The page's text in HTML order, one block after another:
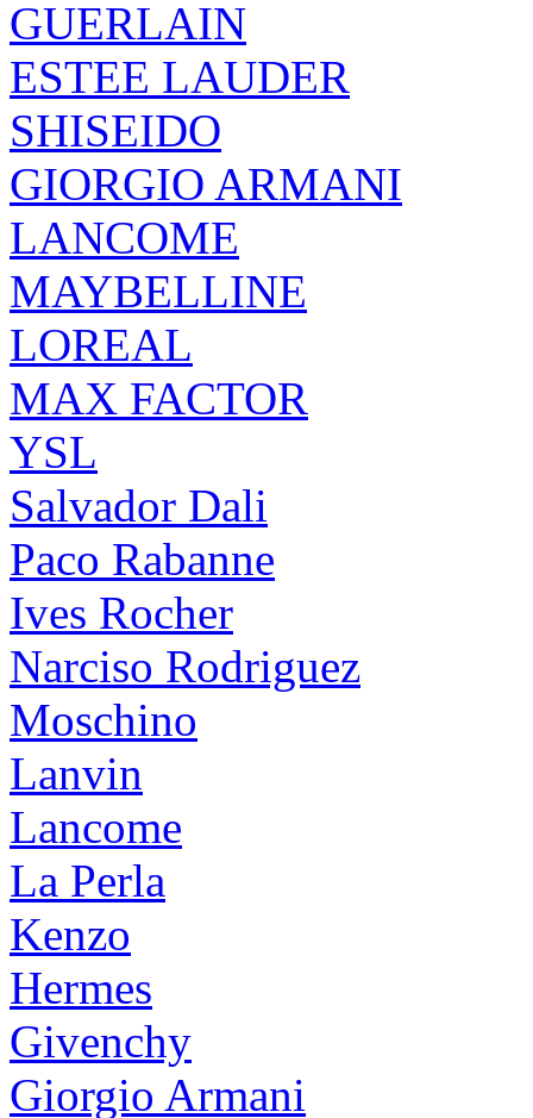
GUERLAIN
ESTEE LAUDER
SHISEIDO
GIORGIO ARMANI
LANCOME
MAYBELLINE
LOREAL
MAX FACTOR
YSL
Salvador Dali
Paco Rabanne
Ives Rocher
Narciso Rodriguez
Moschino
Lanvin
Lancome
La Perla
Kenzo
Hermes
Givenchy
Giorgio Armani